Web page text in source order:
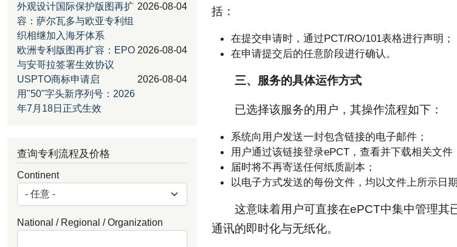
括：
在提交申请时，通过PCT/RO/101表格进行声明；
在申请提交后的任意阶段进行确认。
三、服务的具体运作方式
已选择该服务的用户，其操作流程如下：
系统向用户发送一封包含链接的电子邮件；
用户通过该链接登录ePCT，查看并下载相关文件
届时将不再寄送任何纸质副本；
以电子方式发送的每份文件，均以文件上所示日期
这意味着用户可直接在ePCT中集中管理其
通讯的即时化与无纸化。
外观设计国际保护版图再扩
容：萨尔瓦多与欧亚专利组
织相继加入海牙体系
2026-08-04
欧洲专利版图再扩容：EPO
与安哥拉签署生效协议
2026-08-04
USPTO商标申请启
用"50"字头新序列号：2026
年7月18日正式生效
2026-08-04
查询专利流程及价格
Continent
National / Regional / Organization